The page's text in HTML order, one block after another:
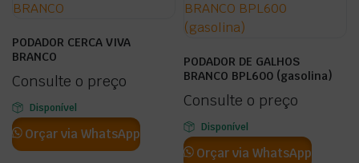
PODADOR CERCA VIVA
BRANCO
Consulte o preço
Disponível
Orçar via WhatsApp
PODADOR DE GALHOS
BRANCO BPL600 (gasolina)
Consulte o preço
Disponível
Orçar via WhatsApp